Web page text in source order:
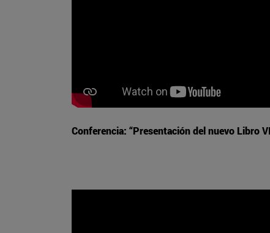
Conferencia: “Presentación del nuevo Libro